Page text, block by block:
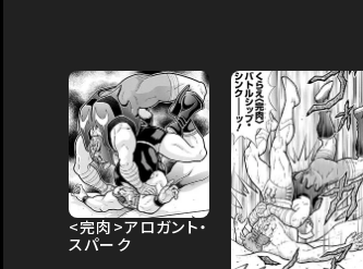
<完肉>アロガント・
スパーク